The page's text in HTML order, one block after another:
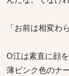
「お前は相変わ
O江は素直に顔
薄ピンク色のナ